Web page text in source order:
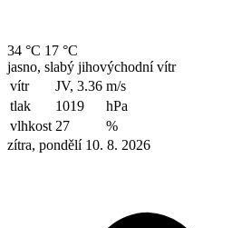
34 °C 17 °C
jasno, slabý jihovýchodní vítr
vítr
JV, 3.36 m/s
tlak
1019
hPa
vlhkost 27
%
zítra, pondělí 10. 8. 2026